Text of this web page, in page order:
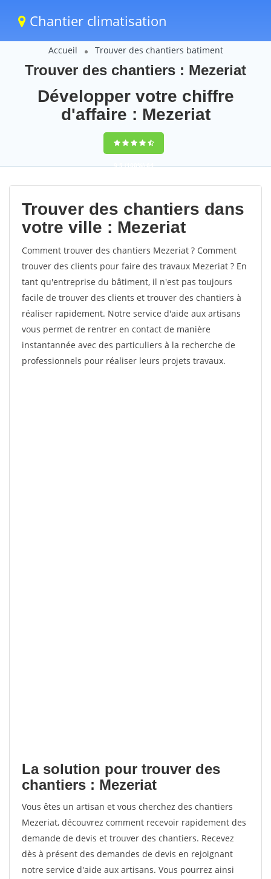
Chantier climatisation
Accueil Trouver des chantiers batiment
Trouver des chantiers : Mezeriat
Développer votre chiffre
d'affaire : Mezeriat
9,5(100%)64
votes
Trouver des chantiers dans
votre ville : Mezeriat
Comment trouver des chantiers Mezeriat ? Comment
trouver des clients pour faire des travaux Mezeriat ? En
tant qu'entreprise du bâtiment, il n'est pas toujours
facile de trouver des clients et trouver des chantiers à
réaliser rapidement. Notre service d'aide aux artisans
vous permet de rentrer en contact de manière
instantannée avec des particuliers à la recherche de
professionnels pour réaliser leurs projets travaux.
La solution pour trouver des
chantiers : Mezeriat
Vous êtes un artisan et vous cherchez des chantiers
Mezeriat, découvrez comment recevoir rapidement des
demande de devis et trouver des chantiers. Recevez
dès à présent des demandes de devis en rejoignant
notre service d'aide aux artisans. Vous pourrez ainsi